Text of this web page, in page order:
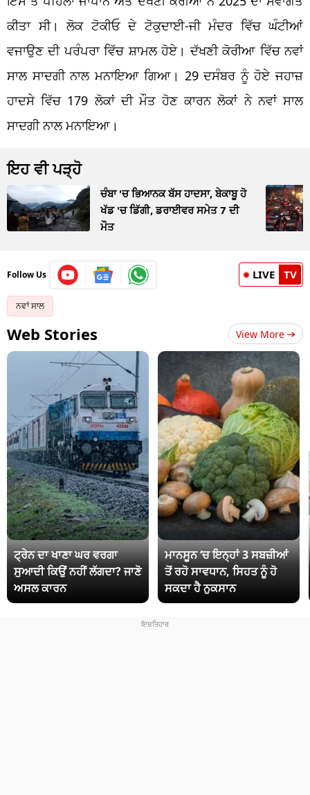
ਕੀਤਾ ਸੀ। ਲੋਕ ਟੋਕੀਓ ਦੇ ਟੋਕੁਦਾਈ-ਜੀ ਮੰਦਰ ਵਿੱਚ ਘੰਟੀਆਂ
ਵਜਾਉਣ ਦੀ ਪਰੰਪਰਾ ਵਿੱਚ ਸ਼ਾਮਲ ਹੋਏ। ਦੱਖਣੀ ਕੋਰੀਆ ਵਿੱਚ ਨਵਾਂ
ਸਾਲ ਸਾਦਗੀ ਨਾਲ ਮਨਾਇਆ ਗਿਆ। 29 ਦਸੰਬਰ ਨੂੰ ਹੋਏ ਜਹਾਜ਼
ਹਾਦਸੇ ਵਿੱਚ 179 ਲੋਕਾਂ ਦੀ ਮੌਤ ਹੋਣ ਕਾਰਨ ਲੋਕਾਂ ਨੇ ਨਵਾਂ ਸਾਲ
ਸਾਦਗੀ ਨਾਲ ਮਨਾਇਆ।
ਇਹ ਵੀ ਪੜ੍ਹੋ
ਚੰਬਾ 'ਚ ਭਿਆਨਕ ਬੱਸ ਹਾਦਸਾ, ਬੇਕਾਬੂ ਹੋ
ਖੱਡ 'ਚ ਡਿੱਗੀ, ਡਰਾਈਵਰ ਸਮੇਤ 7 ਦੀ
ਮੌਤ
Follow Us LIVE TV
ਨਵਾਂ ਸਾਲ
Web Stories View More
ਟ੍ਰੇਨ ਦਾ ਖਾਣਾ ਘਰ ਵਰਗਾ
ਸੁਆਦੀ ਕਿਉਂ ਨਹੀਂ ਲੱਗਦਾ? ਜਾਣੋ
ਅਸਲ ਕਾਰਨ
ਮਾਨਸੂਨ ‘ਚ ਇਨ੍ਹਾਂ 3 ਸਬਜ਼ੀਆਂ
ਤੋਂ ਰਹੋ ਸਾਵਧਾਨ, ਸਿਹਤ ਨੂੰ ਹੋ
ਸਕਦਾ ਹੈ ਨੁਕਸਾਨ